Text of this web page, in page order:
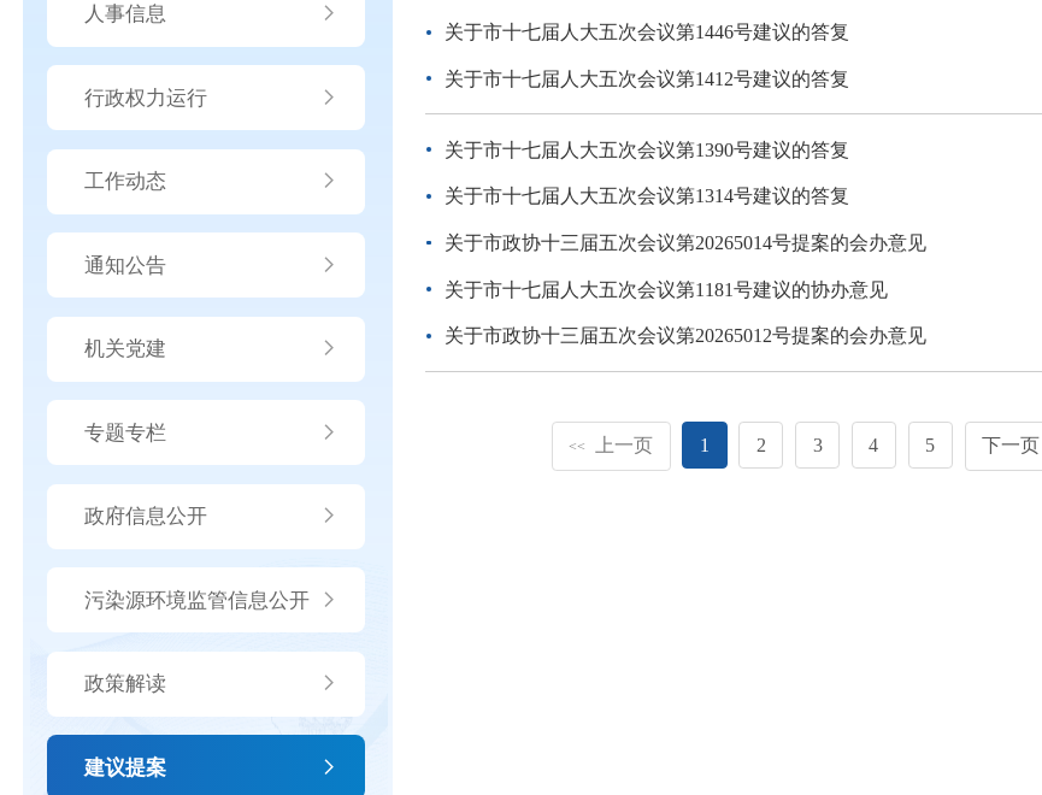
人事信息
行政权力运行
工作动态
通知公告
机关党建
专题专栏
政府信息公开
污染源环境监管信息公开
政策解读
建议提案
关于市十七届人大五次会议第1446号建议的答复
关于市十七届人大五次会议第1412号建议的答复
关于市十七届人大五次会议第1390号建议的答复
关于市十七届人大五次会议第1314号建议的答复
关于市政协十三届五次会议第20265014号提案的会办意见
关于市十七届人大五次会议第1181号建议的协办意见
关于市政协十三届五次会议第20265012号提案的会办意见
<< 上一页 1 2 3 4 5 下一页